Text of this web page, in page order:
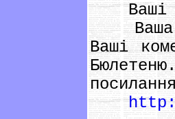
Ваші
Ваша
Ваші